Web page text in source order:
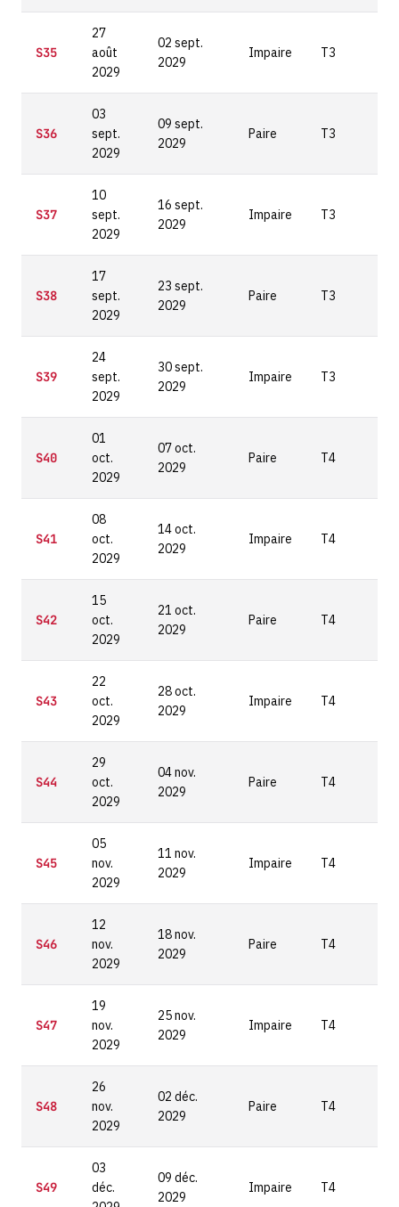
S35
27
août
2029
02 sept.
2029
Impaire T3
S36
03
sept.
2029
09 sept.
2029
Paire T3
S37
10
sept.
2029
16 sept.
2029
Impaire T3
S38
17
sept.
2029
23 sept.
2029
Paire T3
S39
24
sept.
2029
30 sept.
2029
Impaire T3
S40
01
oct.
2029
07 oct.
2029
Paire T4
S41
08
oct.
2029
14 oct.
2029
Impaire T4
S42
15
oct.
2029
21 oct.
2029
Paire T4
S43
22
oct.
2029
28 oct.
2029
Impaire T4
S44
29
oct.
2029
04 nov.
2029
Paire T4
S45
05
nov.
2029
11 nov.
2029
Impaire T4
S46
12
nov.
2029
18 nov.
2029
Paire T4
S47
19
nov.
2029
25 nov.
2029
Impaire T4
S48
26
nov.
2029
02 déc.
2029
Paire T4
S49
03
déc.
09 déc.
2029
Impaire T4